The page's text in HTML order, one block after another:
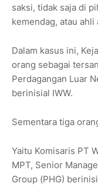
saksi, tidak saja di
kemendag, atau ahli
Dalam kasus ini,
orang sebagai
Perdagangan Luar
berinisial IWW.
Sementara tiga
Yaitu Komisaris PT
MPT, Senior
Group (PHG)